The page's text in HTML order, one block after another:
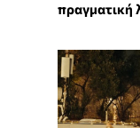
πραγματική